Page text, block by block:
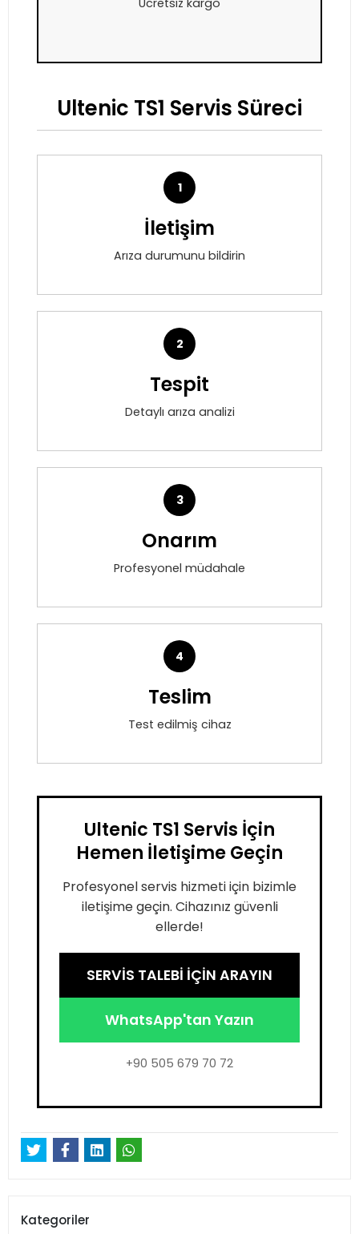
Ücretsiz kargo
Ultenic TS1 Servis Süreci
1
İletişim
Arıza durumunu bildirin
2
Tespit
Detaylı arıza analizi
3
Onarım
Profesyonel müdahale
4
Teslim
Test edilmiş cihaz
Ultenic TS1 Servis İçin
Hemen İletişime Geçin
Profesyonel servis hizmeti için bizimle
iletişime geçin. Cihazınız güvenli
ellerde!
SERVİS TALEBİ İÇİN ARAYIN
WhatsApp'tan Yazın
+90 505 679 70 72
Kategoriler